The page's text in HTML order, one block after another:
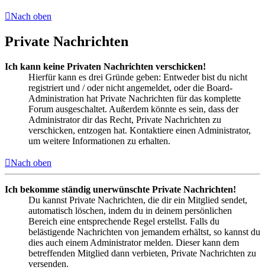
Nach oben
Private Nachrichten
Ich kann keine Privaten Nachrichten verschicken!
Hierfür kann es drei Gründe geben: Entweder bist du nicht
registriert und / oder nicht angemeldet, oder die Board-
Administration hat Private Nachrichten für das komplette
Forum ausgeschaltet. Außerdem könnte es sein, dass der
Administrator dir das Recht, Private Nachrichten zu
verschicken, entzogen hat. Kontaktiere einen Administrator,
um weitere Informationen zu erhalten.
Nach oben
Ich bekomme ständig unerwünschte Private Nachrichten!
Du kannst Private Nachrichten, die dir ein Mitglied sendet,
automatisch löschen, indem du in deinem persönlichen
Bereich eine entsprechende Regel erstellst. Falls du
belästigende Nachrichten von jemandem erhältst, so kannst du
dies auch einem Administrator melden. Dieser kann dem
betreffenden Mitglied dann verbieten, Private Nachrichten zu
versenden.